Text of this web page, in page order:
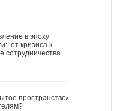
в эпоху
от кризиса к
сотрудничества
пространство»